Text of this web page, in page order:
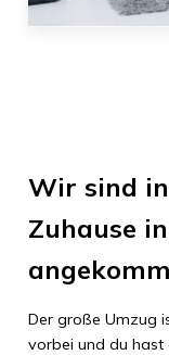
Wir sind
Zuhause in
Der große Umzug
vorbei und du hast